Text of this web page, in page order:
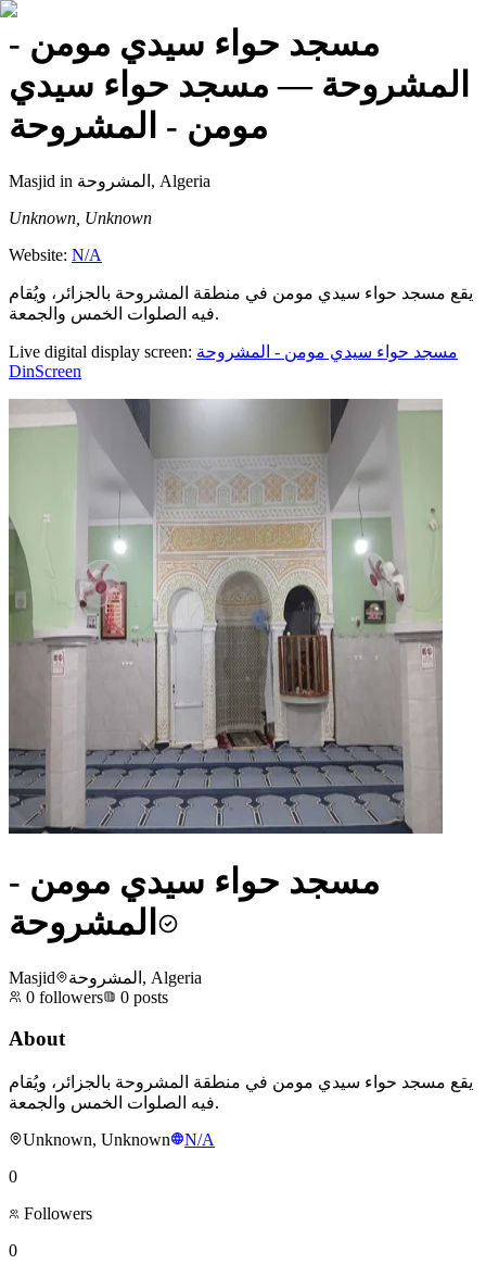
مسجد حواء سيدي مومن -
المشروحة — مسجد حواء سيدي
مومن - المشروحة
Masjid
in المشروحة, Algeria
Unknown, Unknown
Website: N/A
يقع مسجد حواء سيدي مومن في منطقة المشروحة بالجزائر، ويُقام
فيه الصلوات الخمس والجمعة.
Live digital display screen: مسجد حواء سيدي مومن - المشروحة
DinScreen
مسجد حواء سيدي مومن -
المشروحة
Masjid
المشروحة, Algeria
0 followers 0 posts
About
يقع مسجد حواء سيدي مومن في منطقة المشروحة بالجزائر، ويُقام
فيه الصلوات الخمس والجمعة.
Unknown, Unknown
N/A
0
Followers
0